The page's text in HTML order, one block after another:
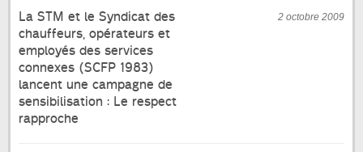
2 octobre 2009
La STM et le Syndicat des
chauffeurs, opérateurs et
employés des services
connexes (SCFP 1983)
lancent une campagne de
sensibilisation : Le respect
rapproche